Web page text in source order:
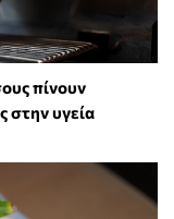
πίνουν
στην υγεία